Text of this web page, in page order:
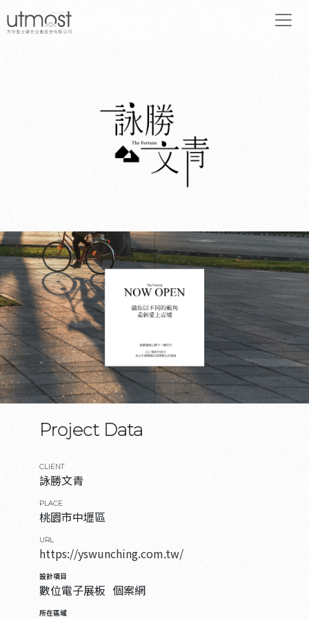
Project Data
CLIENT
詠勝文青
PLACE
桃園市中壢區
URL
https://yswunching.com.tw/
設計項目
數位電子展板 個案網
所在區域